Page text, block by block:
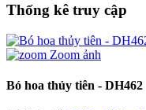
Thống kê truy cập
Zoom ảnh
Bó hoa thủy tiên - DH462